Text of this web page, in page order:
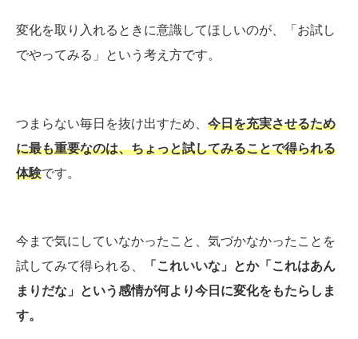
変化を取り入れるときに意識してほしいのが、「お試し
でやってみる」という考え方です。
つまらない毎日を抜け出すため、 今日を充実させるため
に最も重要なのは、ちょっと試してみることで得られる
体験です。
今まで気にしていなかったこと、気づかなかったことを
試してみて得られる、
「これいいな」とか「これはあん
まりだな」という感情が何より今日に変化をもたらしま
す。